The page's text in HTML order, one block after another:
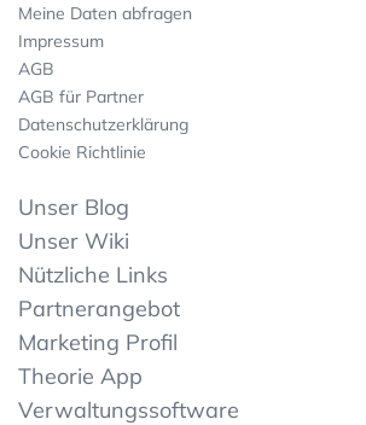
Meine Daten abfragen
Impressum
AGB
AGB für Partner
Datenschutzerklärung
Cookie Richtlinie
Unser Blog
Unser Wiki
Nützliche Links
Partnerangebot
Marketing Profil
Theorie App
Verwaltungssoftware